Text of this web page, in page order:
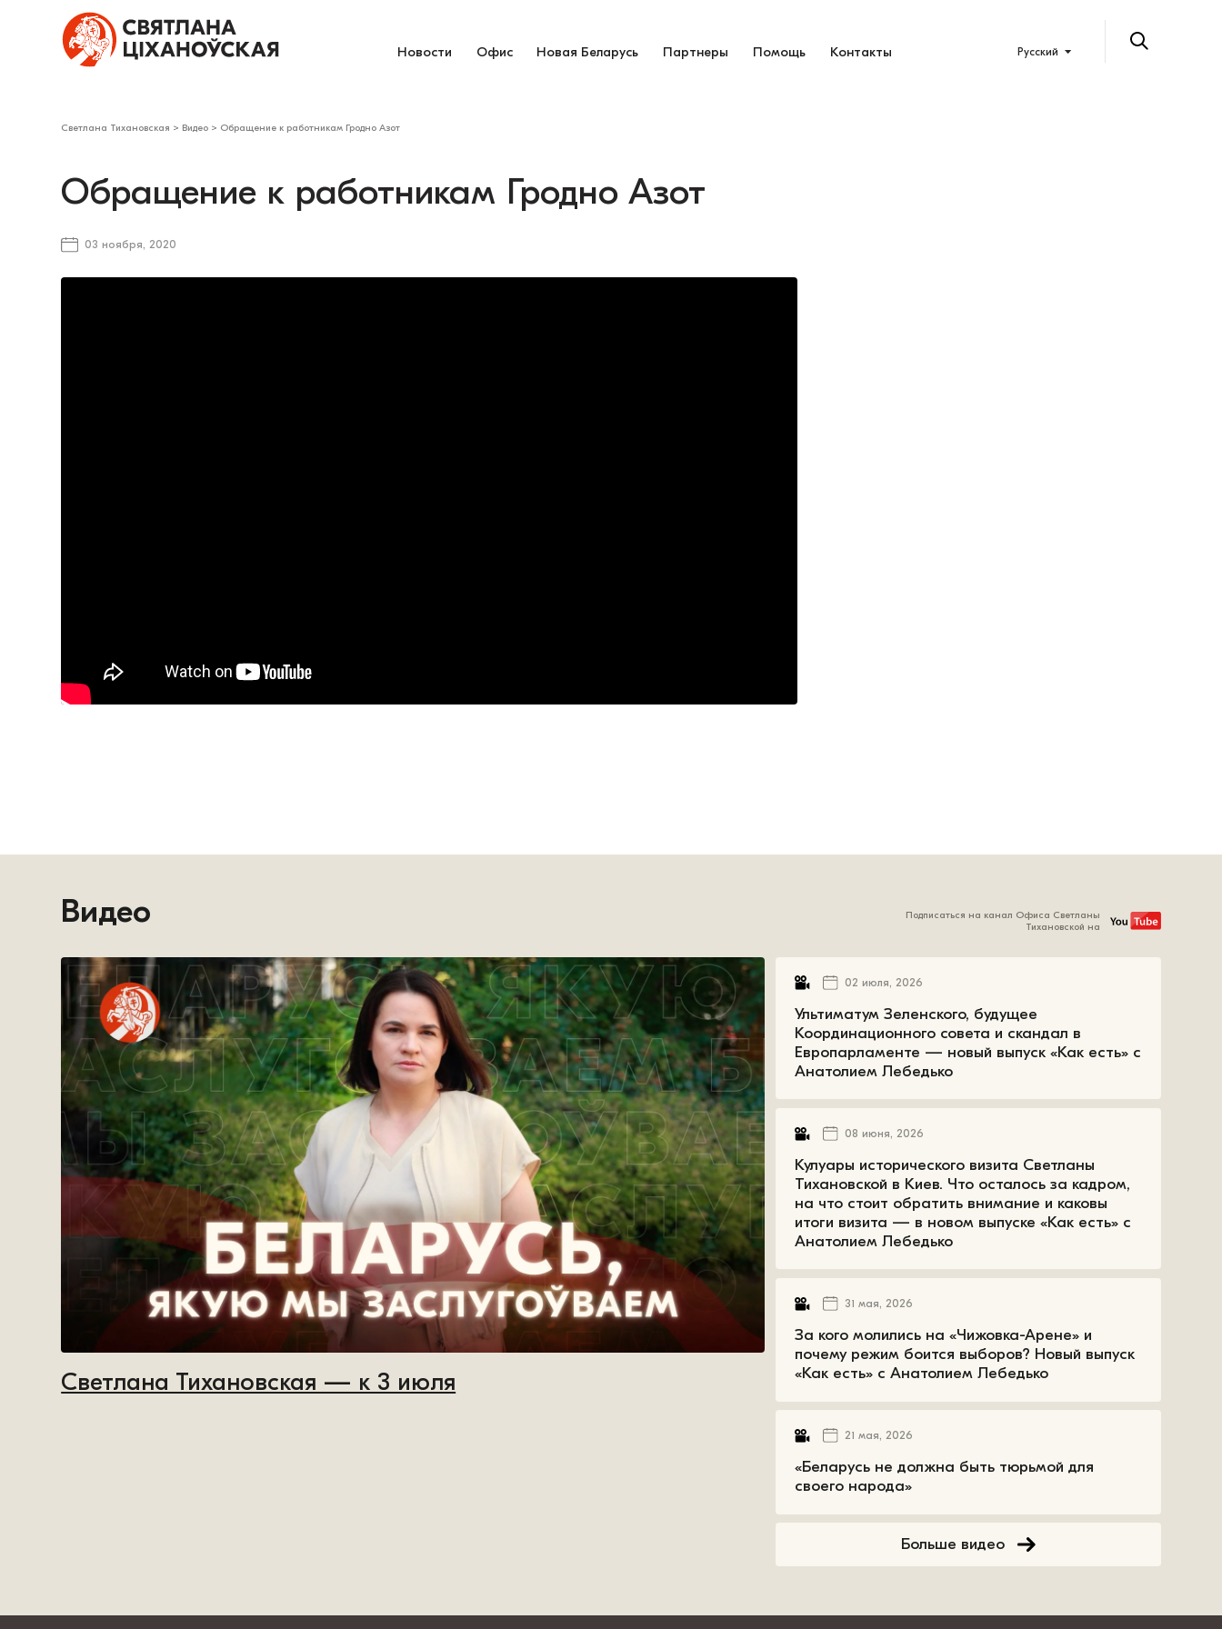
Новости Офис Новая Беларусь Партнеры Помощь Контакты Русский
Светлана Тихановская > Видео > Обращение к работникам Гродно Азот
Обращение к работникам Гродно Азот
03 ноября, 2020
Видео
Подписаться на канал Офиса Светланы
Тихановской на
Светлана Тихановская — к 3 июля
02 июля, 2026
Ультиматум Зеленского, будущее
Координационного совета и скандал в
Европарламенте — новый выпуск «Как есть» с
Анатолием Лебедько
08 июня, 2026
Кулуары исторического визита Светланы
Тихановской в Киев. Что осталось за кадром,
на что стоит обратить внимание и каковы
итоги визита — в новом выпуске «Как есть» с
Анатолием Лебедько
31 мая, 2026
За кого молились на «Чижовка-Арене» и
почему режим боится выборов? Новый выпуск
«Как есть» с Анатолием Лебедько
21 мая, 2026
«Беларусь не должна быть тюрьмой для
своего народа»
Больше видео